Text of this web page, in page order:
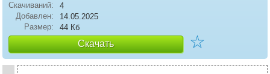
Скачиваний:
4
Добавлен:
14.05.2025
Размер:
44 Кб
Скачать ☆